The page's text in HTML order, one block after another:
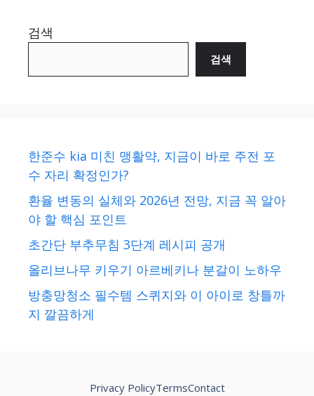
검색
검색
한준수 kia 미친 맹활약, 지금이 바로 주전 포
수 자리 확정인가?
환율 변동의 실체와 2026년 전망, 지금 꼭 알아
야 할 핵심 포인트
초간단 부추무침 3단계 레시피 공개
올리브나무 키우기 아르베키나 분갈이 노하우
방충망청소 필수템 스퀴지와 이 아이로 창틀까
지 깔끔하게
Privacy PolicyTermsContact